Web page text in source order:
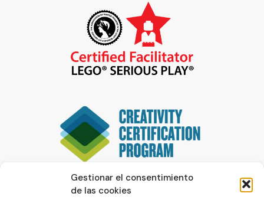
Gestionar el consentimiento
de las cookies